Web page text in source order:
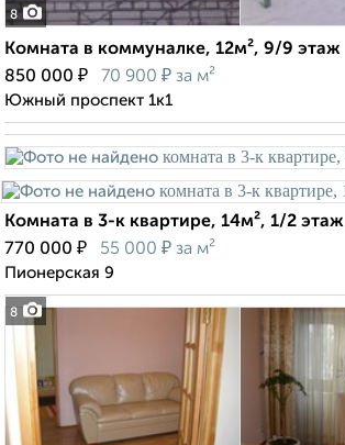
8
Комната в коммуналке, 12м², 9/9 этаж
850 000 ₽ 70 900 ₽ за м²
Южный проспект 1к1
8
Комната в 3-к квартире, 14м², 1/2 этаж
770 000 ₽ 55 000 ₽ за м²
Пионерская 9